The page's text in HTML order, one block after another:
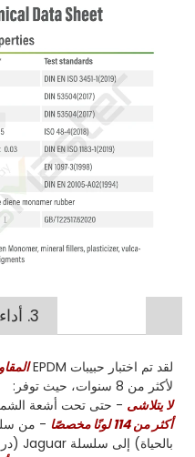
3. أداء مثبت في الظروف القاسية
لقد تم اختبار حبيبات EPDM
لأكثر من 8 سنوات، حيث توفر:
لا يتلاشى - حتى تحت أشعة
أكثر من 114 لونًا مخصصًا
بالحياة) إلى سلسلة Jaguar (درجات ألوان مميزة).